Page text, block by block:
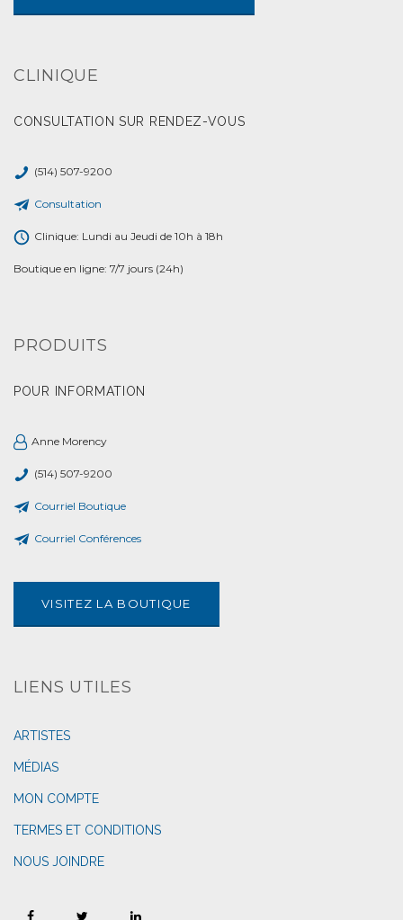
CLINIQUE
CONSULTATION SUR RENDEZ-VOUS
(514) 507-9200
Consultation
Clinique: Lundi au Jeudi de 10h à 18h
Boutique en ligne: 7/7 jours (24h)
PRODUITS
POUR INFORMATION
Anne Morency
(514) 507-9200
Courriel Boutique
Courriel Conférences
VISITEZ LA BOUTIQUE
LIENS UTILES
ARTISTES
MÉDIAS
MON COMPTE
TERMES ET CONDITIONS
NOUS JOINDRE